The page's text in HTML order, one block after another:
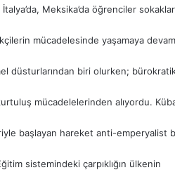
Meksika’da öğrenciler
mücadelesinde yaşamaya devam
düsturlarından biri olurken;
mücadelelerinden alıyordu.
başlayan hareket anti-emperyalist
sistemindeki çarpıklığın ülkenin